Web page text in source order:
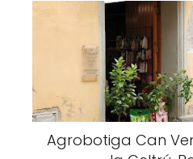
Agrobotiga Can